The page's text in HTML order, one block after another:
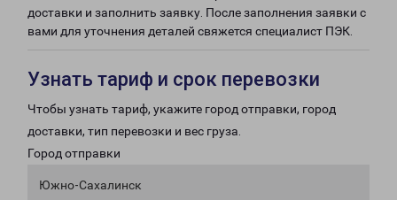
доставки и заполнить заявку. После заполнения заявки с
вами для уточнения деталей свяжется специалист ПЭК.
Узнать тариф и срок перевозки
Чтобы узнать тариф, укажите город отправки, город
доставки, тип перевозки и вес груза.
Город отправки
Южно-Сахалинск